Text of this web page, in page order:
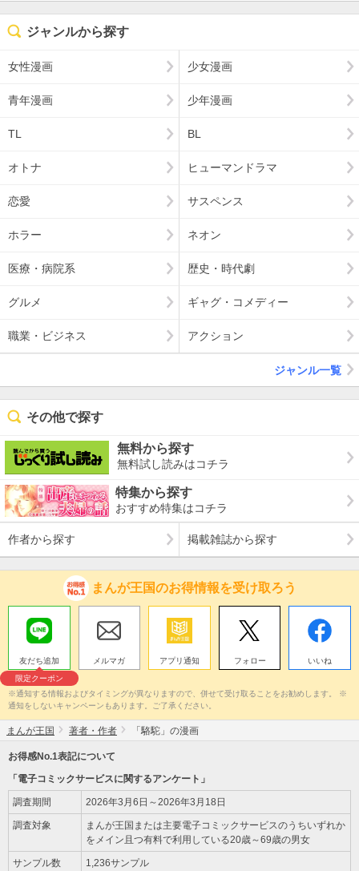
ジャンルから探す
女性漫画 少女漫画
青年漫画 少年漫画
TL BL
オトナ ヒューマンドラマ
恋愛 サスペンス
ホラー ネオン
医療・病院系 歴史・時代劇
グルメ ギャグ・コメディー
職業・ビジネス アクション
ジャンル一覧
その他で探す
無料から探す
無料試し読みはコチラ
特集から探す
おすすめ特集はコチラ
作者から探す 掲載雑誌から探す
まんが王国のお得情報を受け取ろう
友だち追加
限定クーポン
メルマガ アプリ通知 フォロー いいね
※通知する情報およびタイミングが異なりますので、併せて受け取ることをお勧めします。 ※
通知をしないキャンペーンもあります。ご了承ください。
まんが王国 著者・作者 「駱駝」の漫画
お得感No.1表記について
「電子コミックサービスに関するアンケート」
調査期間 2026年3月6日～2026年3月18日
調査対象
まんが王国または主要電子コミックサービスのうちいずれか
をメイン且つ有料で利用している20歳～69歳の男女
サンプル数 1,236サンプル